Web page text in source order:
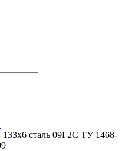
сталь 09Г2С ТУ 1468-